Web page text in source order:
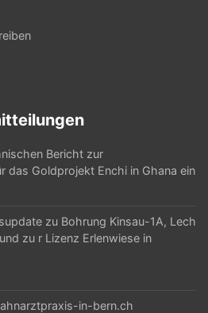
Bericht zur
das Goldprojekt Enchi in Ghana ein
zu Bohrung Kinsau-1A, Lech
zu r Lizenz Erlenwiese in
in-bern.ch